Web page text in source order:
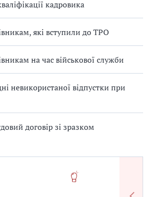
кадровика
які вступили до ТРО
на час військової служби
невикористаної відпустки при
договір зі зразком